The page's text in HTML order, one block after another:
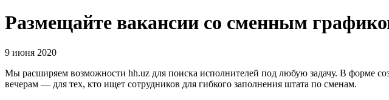
Размещайте вакансии со сменным
9 июня 2020
Мы расширяем возможности hh.uz для поиска исполнителей под любую задачу. В форме
вечерам — для тех, кто ищет сотрудников для гибкого заполнения штата по сменам.